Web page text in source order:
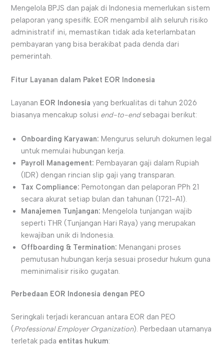
Mengelola BPJS dan pajak di Indonesia memerlukan sistem
pelaporan yang spesifik. EOR mengambil alih seluruh risiko
administratif ini, memastikan tidak ada keterlambatan
pembayaran yang bisa berakibat pada denda dari
pemerintah.
Fitur Layanan dalam Paket EOR Indonesia
Layanan EOR Indonesia yang berkualitas di tahun 2026
biasanya mencakup solusi end-to-endsebagai berikut:
Onboarding Karyawan: Mengurus seluruh dokumen legal
untuk memulai hubungan kerja.
Payroll Management: Pembayaran gaji dalam Rupiah
(IDR) dengan rincian slip gaji yang transparan.
Tax Compliance: Pemotongan dan pelaporan PPh 21
secara akurat setiap bulan dan tahunan (1721-A1).
Manajemen Tunjangan: Mengelola tunjangan wajib
seperti THR (Tunjangan Hari Raya) yang merupakan
kewajiban unik di Indonesia.
Offboarding & Termination: Menangani proses
pemutusan hubungan kerja sesuai prosedur hukum guna
meminimalisir risiko gugatan.
Perbedaan EOR Indonesia dengan PEO
Seringkali terjadi kerancuan antara EOR dan PEO
(Professional Employer Organization). Perbedaan utamanya
terletak pada entitas hukum: